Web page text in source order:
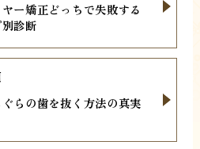
ー矯正どっちで失敗する
診断
らの歯を抜く方法の真実